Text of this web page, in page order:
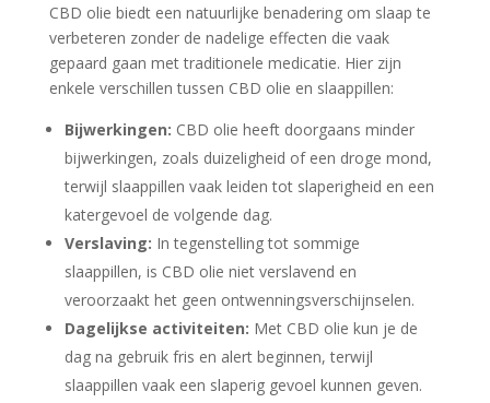
CBD olie biedt een natuurlijke benadering om slaap te
verbeteren zonder de nadelige effecten die vaak
gepaard gaan met traditionele medicatie. Hier zijn
enkele verschillen tussen CBD olie en slaappillen:
Bijwerkingen: CBD olie heeft doorgaans minder
bijwerkingen, zoals duizeligheid of een droge mond,
terwijl slaappillen vaak leiden tot slaperigheid en een
katergevoel de volgende dag.
Verslaving: In tegenstelling tot sommige
slaappillen, is CBD olie niet verslavend en
veroorzaakt het geen ontwenningsverschijnselen.
Dagelijkse activiteiten: Met CBD olie kun je de
dag na gebruik fris en alert beginnen, terwijl
slaappillen vaak een slaperig gevoel kunnen geven.